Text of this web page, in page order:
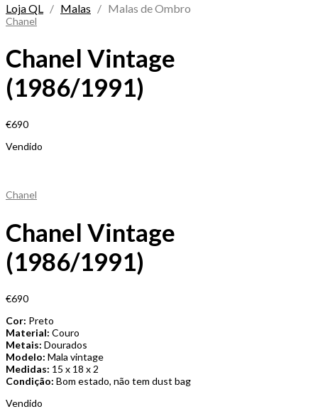
Loja QL / Malas / Malas de Ombro
Chanel
Chanel Vintage
(1986/1991)
€690
Vendido
Chanel
Chanel Vintage
(1986/1991)
€690
Cor: Preto
Material: Couro
Metais: Dourados
Modelo: Mala vintage
Medidas: 15 x 18 x 2
Condição: Bom estado, não tem dust bag
Vendido